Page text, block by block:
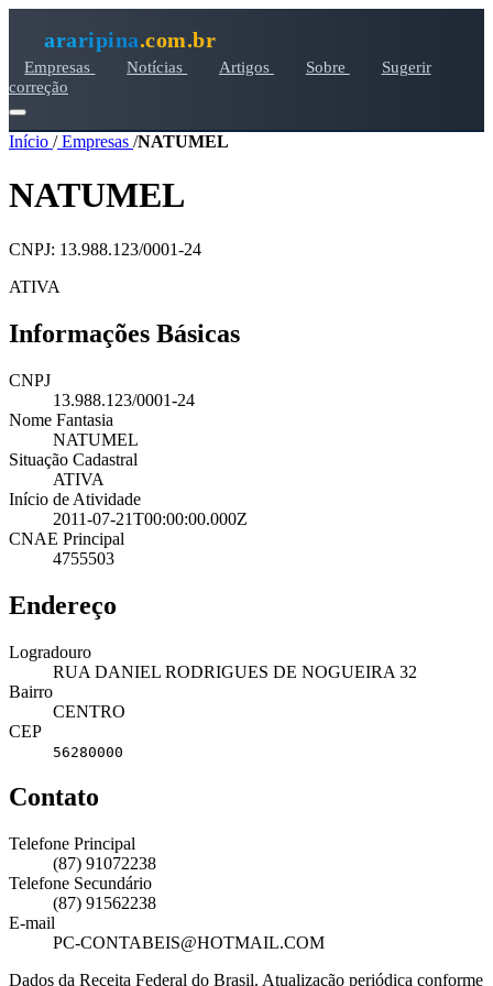
araripina.com.br
Empresas Notícias Artigos Sobre
Sugerir
correção
Início /Empresas /NATUMEL
NATUMEL
CNPJ: 13.988.123/0001-24
ATIVA
Informações Básicas
CNPJ
13.988.123/0001-24
Nome Fantasia
NATUMEL
Situação Cadastral
ATIVA
Início de Atividade
2011-07-21T00:00:00.000Z
CNAE Principal
4755503
Endereço
Logradouro
RUA DANIEL RODRIGUES DE NOGUEIRA 32
Bairro
CENTRO
CEP
56280000
Contato
Telefone Principal
(87) 91072238
Telefone Secundário
(87) 91562238
E-mail
PC-CONTABEIS@HOTMAIL.COM
Dados da Receita Federal do Brasil. Atualização periódica conforme